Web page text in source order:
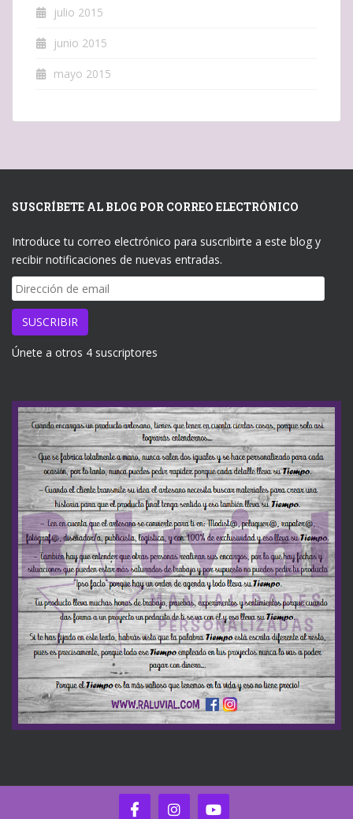
julio 2015
junio 2015
mayo 2015
SUSCRÍBETE AL BLOG POR CORREO ELECTRÓNICO
Introduce tu correo electrónico para suscribirte a este blog y
recibir notificaciones de nuevas entradas.
Dirección
de
email
SUSCRIBIR
Únete a otros 4 suscriptores